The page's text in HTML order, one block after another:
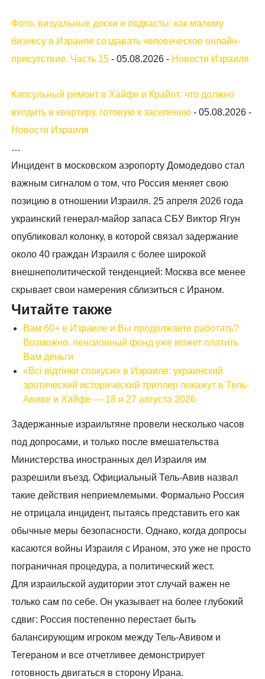
Фото, визуальные доски и подкасты: как малому
бизнесу в Израиле создавать человеческое онлайн-
присутствие. Часть 15 -05.08.2026 - Новости Израиля
Капсульный ремонт в Хайфе и Крайот: что должно
входить в квартиру, готовую к заселению -05.08.2026 -
Новости Израиля
…
Инцидент в московском аэропорту Домодедово стал
важным сигналом о том, что Россия меняет свою
позицию в отношении Израиля. 25 апреля 2026 года
украинский генерал-майор запаса СБУ Виктор Ягун
опубликовал колонку, в которой связал задержание
около 40 граждан Израиля с более широкой
внешнеполитической тенденцией: Москва все менее
скрывает свои намерения сблизиться с Ираном.
Читайте также
Вам 60+ в Израиле и Вы продолжаете работать?
Возможно, пенсионный фонд уже может платить
Вам деньги
«Всі відтінки спокуси» в Израиле: украинский
эротический исторический триллер покажут в Тель-
Авиве и Хайфе — 18 и 27 августа 2026
Задержанные израильтяне провели несколько часов
под допросами, и только после вмешательства
Министерства иностранных дел Израиля им
разрешили въезд. Официальный Тель-Авив назвал
такие действия неприемлемыми. Формально Россия
не отрицала инцидент, пытаясь представить его как
обычные меры безопасности. Однако, когда допросы
касаются войны Израиля с Ираном, это уже не просто
пограничная процедура, а политический жест.
Для израильской аудитории этот случай важен не
только сам по себе. Он указывает на более глубокий
сдвиг: Россия постепенно перестает быть
балансирующим игроком между Тель-Авивом и
Тегераном и все отчетливее демонстрирует
готовность двигаться в сторону Ирана.